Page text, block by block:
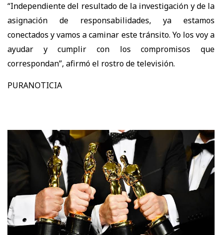
“Independiente del resultado de la investigación y de la
asignación de responsabilidades, ya estamos
conectados y vamos a caminar este tránsito. Yo los voy a
ayudar y cumplir con los compromisos que
correspondan”, afirmó el rostro de televisión.
PURANOTICIA